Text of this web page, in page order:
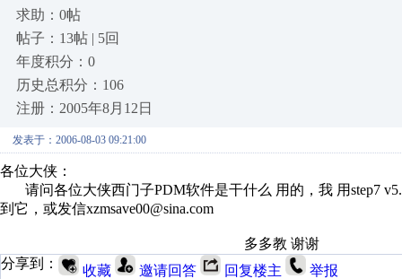
求助：0帖
帖子：13帖 | 5回
年度积分：0
历史总积分：106
注册：2005年8月12日
发表于：2006-08-03 09:21:00
各位大侠：
请问各位大侠西门子PDM软件是干什么 用的，我 用step7
到它，或发信xzmsave00@sina.com
多多教 谢谢
分享到：
收藏 邀请回答 回复楼主 举报